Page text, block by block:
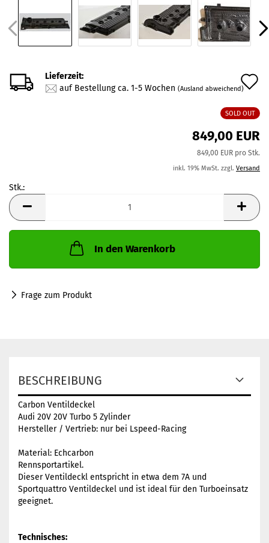
Lieferzeit:
auf Bestellung ca. 1-5 Wochen (Ausland abweichend)
SOLD OUT
849,00 EUR
849,00 EUR pro Stk.
inkl. 19% MwSt. zzgl. Versand
Stk.:
Stk.
In den Warenkorb
Frage zum Produkt
BESCHREIBUNG
Carbon Ventildeckel
Audi 20V 20V Turbo 5 Zylinder
Hersteller / Vertrieb: nur bei Lspeed-Racing
Material: Echcarbon
Rennsportartikel.
Dieser Ventildeckl entspricht in etwa dem 7A und
Sportquattro Ventildeckel und ist ideal für den Turboeinsatz
geeignet.
Technisches: